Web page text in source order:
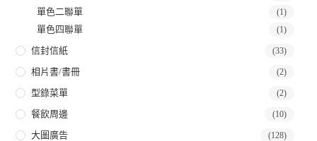
單色二聯單 (1)
單色四聯單 (1)
信封信紙 (33)
相片書/書冊 (2)
型錄菜單 (2)
餐飲周邊 (10)
大圖廣告 (128)